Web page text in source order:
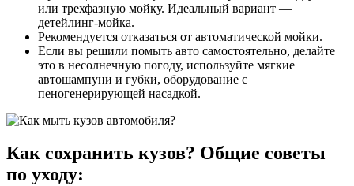
или трехфазную мойку. Идеальный вариант —
детейлинг-мойка.
Рекомендуется отказаться от автоматической мойки.
Если вы решили помыть авто самостоятельно, делайте
это в несолнечную погоду, используйте мягкие
автошампуни и губки, оборудование с
пеногенерирующей насадкой.
Как сохранить кузов? Общие советы
по уходу: